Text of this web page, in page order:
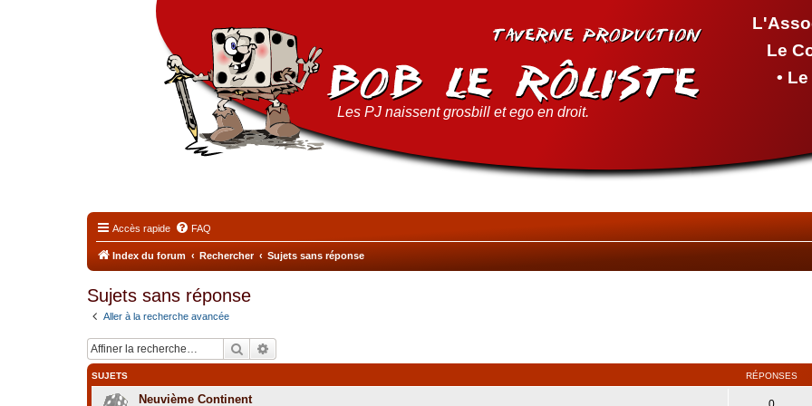
Le
•
Les PJ naissent grosbill et ego en droit.
Accès rapide FAQ
Index du forum Rechercher Sujets sans réponse
Sujets sans réponse
Aller à la recherche avancée
Rechercher
SUJETS RÉPONSES
Neuvième Continent